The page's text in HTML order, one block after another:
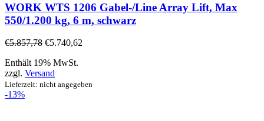
WORK WTS 1206 Gabel-/Line Array Lift, Max
550/1.200 kg, 6 m, schwarz
€5.857,78 €5.740,62
Enthält 19% MwSt.
zzgl. Versand
Lieferzeit: nicht angegeben
-13%